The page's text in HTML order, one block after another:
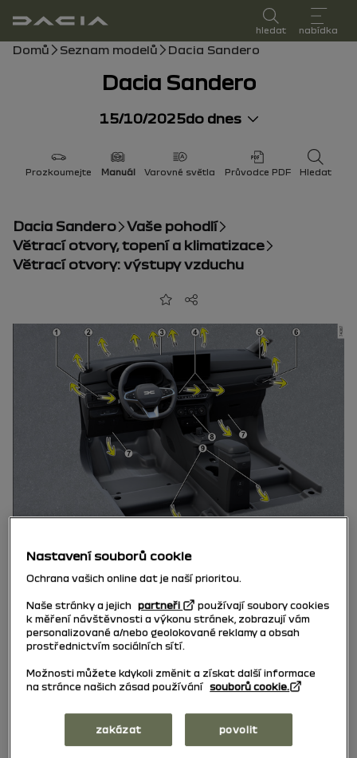
uživatelská příručka
hledat nabídka
Drobečková navigace
Domů Seznam modelů Dacia Sandero
Dacia Sandero
15/10/2025do dnes
Prozkoumejte Manuál Varovné světla Průvodce PDF Hledat
Dacia Sandero
Vaše pohodlí
Větrací otvory, topení a klimatizace
Větrací otvory: výstupy vzduchu
Přidat do oblíbených
Sdílet
Levý větrací otvor
2 Štěrbina pro odmlžování levého bočního okna
3 Štěrbiny pro odmlžování předního skla
4 Střední větrací otvory
Štěrbina pro odmlžování pravého bočního
okna
Nastavení souborů cookie
Ochrana vašich online dat je naší prioritou.
Naše stránky a jejich partneři
používají soubory cookies
k měření návštěvnosti a výkonu stránek, zobrazují vám
personalizované a/nebo geolokované reklamy a obsah
prostřednictvím sociálních sítí.
Možnosti můžete kdykoli změnit a získat další informace
na stránce našich zásad používání souborů cookie.
zakázat povolit